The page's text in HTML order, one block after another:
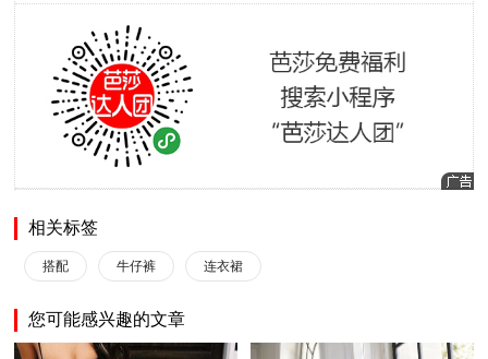
相关标签
搭配 牛仔裤 连衣裙
您可能感兴趣的文章